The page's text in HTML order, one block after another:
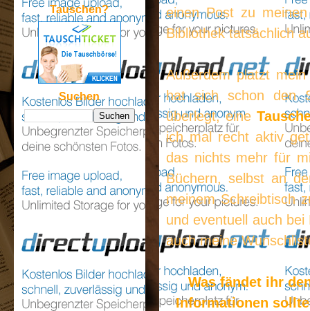
einen Post zu
Bibliothek tatsächlich
Außerdem platzt
hat sich schon den
überlegt, eine
ich mal recht aktiv
das nichts mehr für
Büchern, selbst an
meinem Schreibtisch
und eventuell auch
auch meine
Was fändet ihr
Informationen
Tauschen?
Suchen